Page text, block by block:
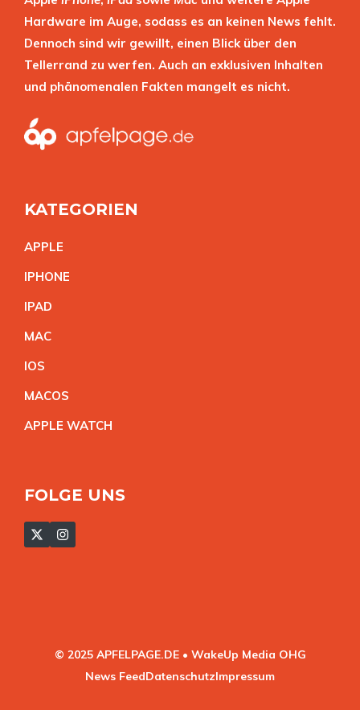
Hardware im Auge, sodass es an keinen News fehlt.
Dennoch sind wir gewillt, einen Blick über den
Tellerrand zu werfen. Auch an exklusiven Inhalten
und phänomenalen Fakten mangelt es nicht.
KATEGORIEN
APPLE
IPHONE
IPAD
MAC
IOS
MACOS
APPLE WATCH
FOLGE UNS
© 2025 APFELPAGE.DE • WakeUp Media OHG
News FeedDatenschutzImpressum